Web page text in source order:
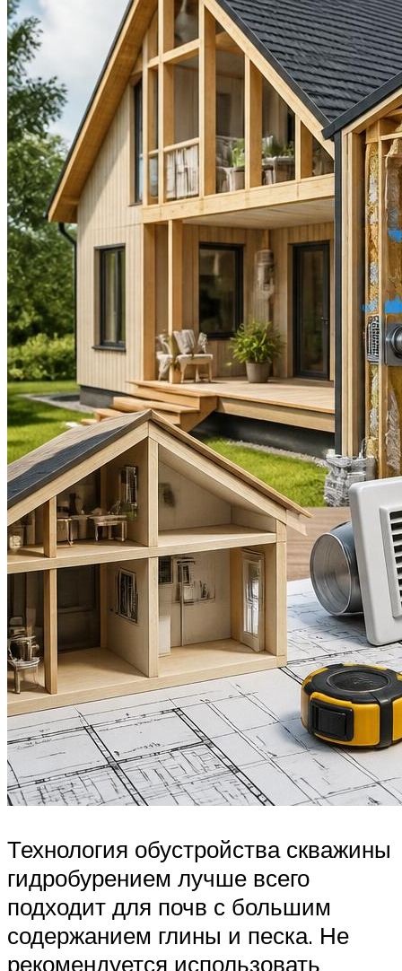
Технология обустройства скважины
гидробурением лучше всего
подходит для почв с большим
содержанием глины и песка. Не
рекомендуется использовать